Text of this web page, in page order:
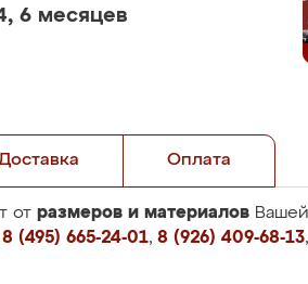
6 месяцев
Оплата
от размеров и материалов
8 (495) 665-24-01, 8 (926) 409-68-13